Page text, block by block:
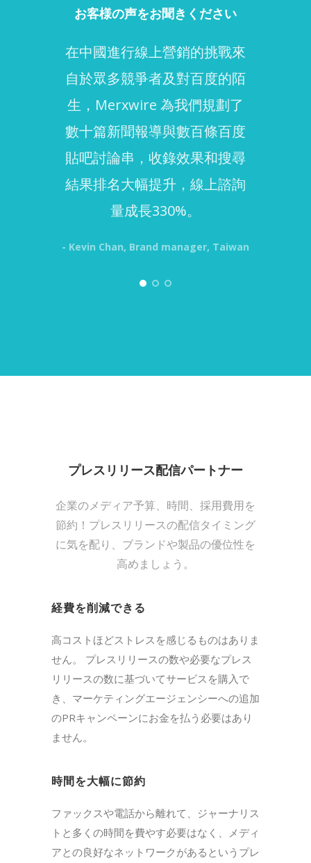
お客様の声をお聞きください
在中國進行線上營銷的挑戰來
自於眾多競爭者及對百度的陌
生，Merxwire 為我們規劃了
數十篇新聞報導與數百條百度
貼吧討論串，收錄效果和搜尋
結果排名大幅提升，線上諮詢
量成長330%。
- Kevin Chan, Brand manager, Taiwan
プレスリリース配信パートナー
企業のメディア予算、時間、採用費用を
節約！プレスリリースの配信タイミング
に気を配り、ブランドや製品の優位性を
高めましょう。
経費を削減できる
高コストほどストレスを感じるものはありま
せん。 プレスリリースの数や必要なプレス
リリースの数に基づいてサービスを購入で
き、マーケティングエージェンシーへの追加
のPRキャンペーンにお金を払う必要はあり
ません。
時間を大幅に節約
ファックスや電話から離れて、ジャーナリス
トと多くの時間を費やす必要はなく、メディ
アとの良好なネットワークがあるというプレ